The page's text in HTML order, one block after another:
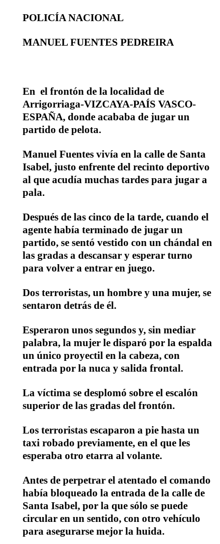
POLICÍA NACIONAL
MANUEL FUENTES PEDREIRA
En el frontón de la localidad de
Arrigorriaga-VIZCAYA-PAÍS VASCO-
ESPAÑA, donde acababa de jugar un
partido de pelota.
Manuel Fuentes vivía en la calle de Santa
Isabel, justo enfrente del recinto deportivo
al que acudía muchas tardes para jugar a
pala.
Después de las cinco de la tarde, cuando el
agente había terminado de jugar un
partido, se sentó vestido con un chándal en
las gradas a descansar y esperar turno
para volver a entrar en juego.
Dos terroristas, un hombre y una mujer, se
sentaron detrás de él.
Esperaron unos segundos y, sin mediar
palabra, la mujer le disparó por la espalda
un único proyectil en la cabeza, con
entrada por la nuca y salida frontal.
La víctima se desplomó sobre el escalón
superior de las gradas del frontón.
Los terroristas escaparon a pie hasta un
taxi robado previamente, en el que les
esperaba otro etarra al volante.
Antes de perpetrar el atentado el comando
había bloqueado la entrada de la calle de
Santa Isabel, por la que sólo se puede
circular en un sentido, con otro vehículo
para asegurarse mejor la huida.